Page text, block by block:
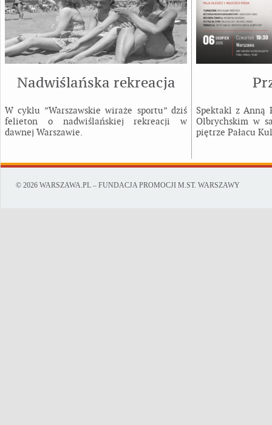
Nadwiślańska rekreacja
W cyklu ”Warszawskie wiraże sportu” dziś
felieton o nadwiślańskiej rekreacji w
dawnej Warszawie.
Spektakl z Anną
Olbrychskim w
piętrze Pałacu
© 2026 WARSZAWA.PL – FUNDACJA PROMOCJI M.ST. WARSZAWY